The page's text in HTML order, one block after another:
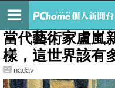
最新文章
當代藝術家盧嵐
樣，這世界該有
nadav